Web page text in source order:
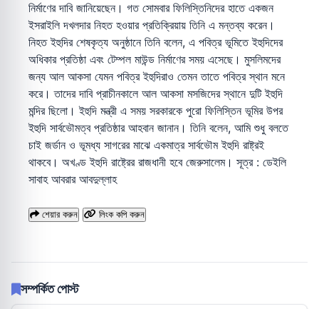
নির্মাণের দাবি জানিয়েছেন। গত সোমবার ফিলিস্তিনিদের হাতে একজন
ইসরাইলি দখলদার নিহত হওয়ার প্রতিক্রিয়ায় তিনি এ মন্তব্য করেন।
নিহত ইহুদির শেষকৃত্য অনুষ্ঠানে তিনি বলেন, এ পবিত্র ভূমিতে ইহুদিদের
অধিকার প্রতিষ্ঠা এবং টেম্পল মাউন্ড নির্মাণের সময় এসেছে। মুসলিমদের
জন্য আল আকসা যেমন পবিত্র ইহুদিরাও তেমন তাতে পবিত্র স্থান মনে
করে। তাদের দাবি প্রাচীনকালে আল আকসা মসজিদের স্থানে দুটি ইহুদি
মন্দির ছিলো। ইহুদি মন্ত্রী এ সময় সরকারকে পুরো ফিলিস্তিন ভূমির উপর
ইহুদি সার্বভৌমত্ব প্রতিষ্ঠার আহবান জানান। তিনি বলেন, আমি শুধু বলতে
চাই জর্ডান ও ভূমধ্য সাগরের মাঝে একমাত্র সার্বভৌম ইহুদি রাষ্ট্রই
থাকবে। অখণ্ড ইহুদি রাষ্ট্রের রাজধানী হবে জেরুসালেম। সূত্র : ডেইলি
সাবাহ আবরার আবদুল্লাহ
শেয়ার করুন লিংক কপি করুন
সম্পর্কিত পোস্ট